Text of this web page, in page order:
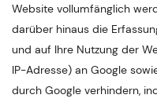
Website vollumfänglich
darüber hinaus die
und auf Ihre Nutzung der
IP-Adresse) an Google
durch Google verhindern,